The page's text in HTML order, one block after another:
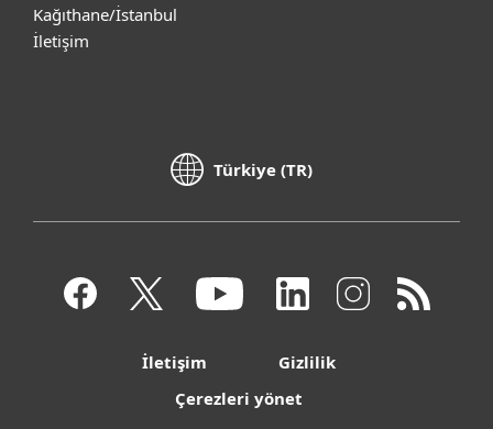
Kağıthane/İstanbul
İletişim
Türkiye (TR)
İletişim
Gizlilik
Çerezleri yönet